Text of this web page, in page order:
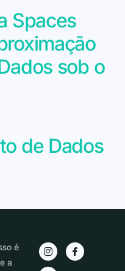
Spaces
sob o
de Dados
é
a